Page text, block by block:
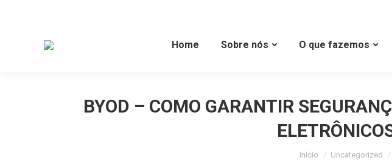
Home Sobre nós O que fazemos
BYOD – COMO GARANTIR
Início Uncategorized